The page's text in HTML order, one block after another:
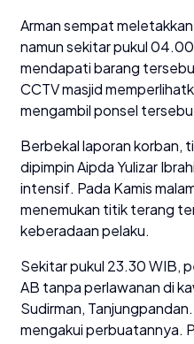
Arman sempat
namun sekitar pukul
mendapati barang
CCTV masjid
mengambil ponsel
Berbekal laporan korban,
dipimpin Aipda Yulizar
intensif. Pada Kamis
menemukan titik terang
keberadaan pelaku.
Sekitar pukul 23.30 WIB,
AB tanpa perlawanan di
Sudirman,
mengakui perbuatannya.